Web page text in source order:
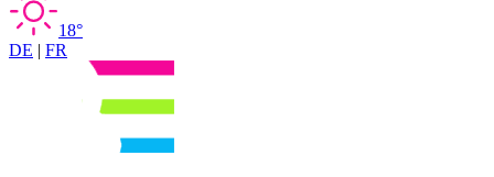
18°
DE | FR